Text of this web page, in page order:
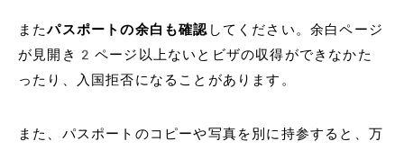
またパスポートの余白も確認 してください。余白ページ
が見開き2ページ以上ないとビザの収得ができなかた
ったり、入国拒否になることがあります。
また、パスポートのコピーや写真を別に持参すると、万